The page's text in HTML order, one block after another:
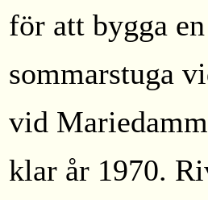
för att bygga en
sommarstuga
vid
klar år 1970.